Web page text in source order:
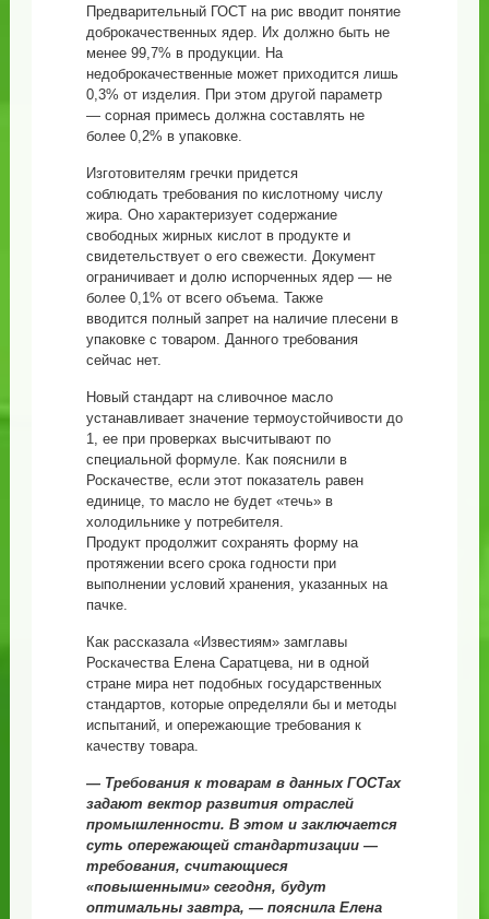
Предварительный ГОСТ на рис вводит понятие
доброкачественных ядер. Их должно быть не
менее 99,7% в продукции. На
недоброкачественные может приходится лишь
0,3% от изделия. При этом другой параметр
— сорная примесь должна составлять не
более 0,2% в упаковке.
Изготовителям гречки придется
соблюдать требования по кислотному числу
жира. Оно характеризует содержание
свободных жирных кислот в продукте и
свидетельствует о его свежести. Документ
ограничивает и долю испорченных ядер — не
более 0,1% от всего объема. Также
вводится полный запрет на наличие плесени в
упаковке с товаром. Данного требования
сейчас нет.
Новый стандарт на сливочное масло
устанавливает значение термоустойчивости до
1, ее при проверках высчитывают по
специальной формуле. Как пояснили в
Роскачестве, если этот показатель равен
единице, то масло не будет «течь» в
холодильнике у потребителя.
Продукт продолжит сохранять форму на
протяжении всего срока годности при
выполнении условий хранения, указанных на
пачке.
Как рассказала «Известиям» замглавы
Роскачества Елена Саратцева, ни в одной
стране мира нет подобных государственных
стандартов, которые определяли бы и методы
испытаний, и опережающие требования к
качеству товара.
— Требования к товарам в данных ГОСТах
задают вектор развития отраслей
промышленности. В этом и заключается
суть опережающей стандартизации —
требования, считающиеся
«повышенными» сегодня, будут
оптимальны завтра, — пояснила Елена